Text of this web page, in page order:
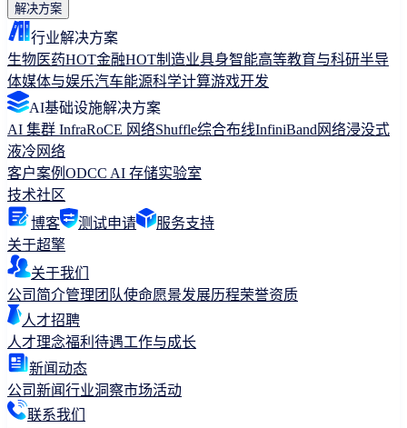
解决方案
行业解决方案
生物医药HOT金融HOT制造业具身智能高等教育与科研半导
体媒体与娱乐汽车能源科学计算游戏开发
AI基础设施解决方案
AI 集群 InfraRoCE 网络Shuffle综合布线InfiniBand网络浸没式
液冷网络
客户案例 ODCC AI 存储实验室
技术社区
博客
测试申请
服务支持
关于超擎
关于我们
公司简介管理团队使命愿景发展历程荣誉资质
人才招聘
人才理念福利待遇工作与成长
新闻动态
公司新闻行业洞察市场活动
联系我们